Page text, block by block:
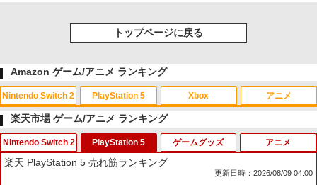
トップページに戻る
Amazon ゲーム/アニメ ランキング
Nintendo Switch 2
1
スプラトゥーン レイダース|オンライン
コード版
PlayStation 5
1
PlayStation 5 デジタル・エディション
日本語専用 Console Language: Japan
ese only (CFI-2200B01)
Xbox
1
【純正品】Xbox ワイヤレス コントロー
ラー + USB-C® ケーブル
アニメ
1
劇場版「鬼滅の刃」無限城編 第一章 猗
窩座再来 通常版 [Blu-ray]
楽天市場 ゲーム/アニメ ランキング
Nintendo Switch 2 PlayStation 5
楽天 PlayStation 5 売れ筋ランキング
更新日時：2026/08/09 04:00
ゲームグッズ アニメ